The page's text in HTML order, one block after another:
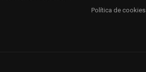
Política de cookies